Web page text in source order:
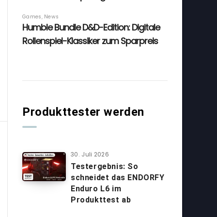
Produkttester werden
30. Juli 2026
Testergebnis: So
schneidet das ENDORFY
Enduro L6 im
Produkttest ab